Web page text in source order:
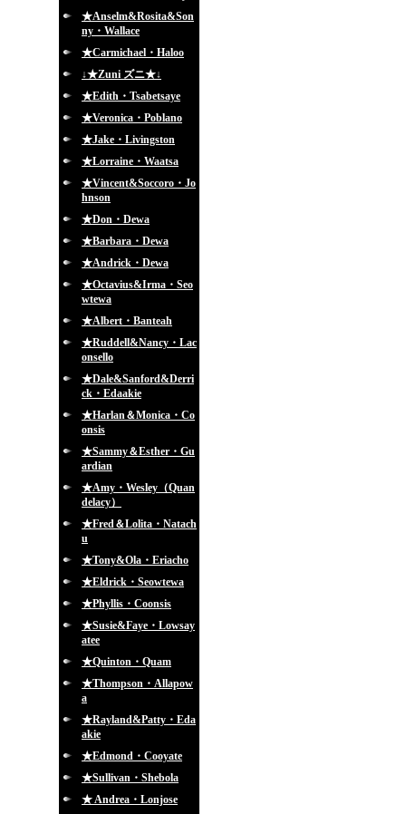
★Anselm&Rosita&Son
ny・Wallace
★Carmichael・Haloo
↓★Zuni ズニ★↓
★Edith・Tsabetsaye
★Veronica・Poblano
★Jake・Livingston
★Lorraine・Waatsa
★Vincent&Soccoro・Jo
hnson
★Don・Dewa
★Barbara・Dewa
★Andrick・Dewa
★Octavius&Irma・Seo
wtewa
★Albert・Banteah
★Ruddell&Nancy・Lac
onsello
★Dale&Sanford&Derri
ck・Edaakie
★Harlan＆Monica・Co
onsis
★Sammy＆Esther・Gu
ardian
★Amy・Wesley（Quan
delacy）
★Fred＆Lolita・Natach
u
★Tony&Ola・Eriacho
★Eldrick・Seowtewa
★Phyllis・Coonsis
★Susie&Faye・Lowsay
atee
★Quinton・Quam
★Thompson・Allapow
a
★Rayland&Patty・Eda
akie
★Edmond・Cooyate
★Sullivan・Shebola
★ Andrea・Lonjose